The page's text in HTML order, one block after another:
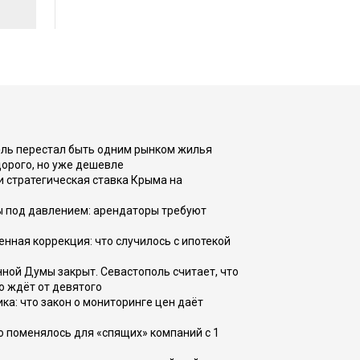
перестал быть одним рынком жилья
но уже дешевле
стратегическая ставка Крыма на
под давлением: арендаторы требуют
коррекция: что случилось с ипотекой
Думы закрыт. Севастополь считает, что
ждёт от девятого
что закон о мониторинге цен даёт
для «спящих» компаний с 1